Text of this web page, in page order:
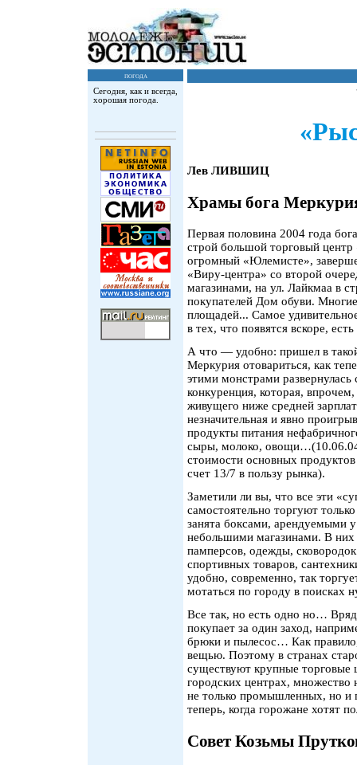
погода
Сегодня, как и всегда,
хорошая погода.
Лев ЛИВШИЦ
Храмы бога
Первая половина 2004 года
строй большой торговый
огромный «Юлемисте»,
«Виру-центра» со второй
магазинами, на ул. Лайкмаа в
покупателей Дом обуви.
площадей... Самое
в тех, что появятся вскоре,
А что — удобно: пришел в
Меркурия отовариться, как
этими монстрами развернулась
конкуренция, которая,
живущего ниже средней
незначительная и явно
продукты питания
сыры, молоко, овощи…(10.06.04
стоимости основных
счет 13/7 в пользу рынка).
Заметили ли вы, что все эти
самостоятельно торгуют
занята боксами, арендуемыми у
небольшими магазинами. В них
памперсов, одежды,
спортивных товаров,
удобно, современно, так
мотаться по городу в поисках
Все так, но есть одно но…
покупает за один заход,
брюки и пылесос… Как
вещью. Поэтому в странах
существуют крупные торговые
городских центрах, множество
не только промышленных, но и
теперь, когда горожане хотят
Совет Козьмы